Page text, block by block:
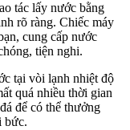
tác lấy nước bằng
rõ ràng. Chiếc máy
cung cấp nước
tiện nghi.
tại vòi lạnh nhiệt độ
quá nhiều thời gian
để có thể thưởng
bức.